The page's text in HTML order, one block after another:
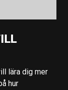
lära dig mer
hur